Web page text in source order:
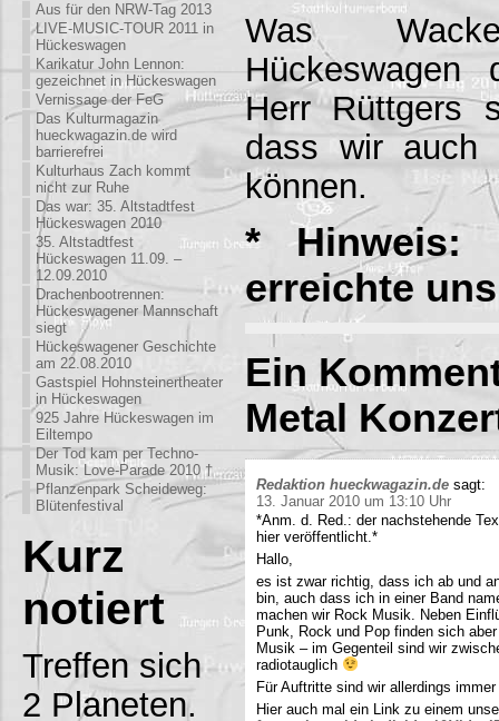
Aus für den NRW-Tag 2013
LIVE-MUSIC-TOUR 2011 in
Hückeswagen
Karikatur John Lennon:
gezeichnet in Hückeswagen
Vernissage der FeG
Das Kulturmagazin
hueckwagazin.de wird
barrierefrei
Kulturhaus Zach kommt
nicht zur Ruhe
Das war: 35. Altstadtfest
Hückeswagen 2010
35. Altstadtfest
Hückeswagen 11.09. –
12.09.2010
Drachenbootrennen:
Hückeswagener Mannschaft
siegt
Hückeswagener Geschichte
am 22.08.2010
Gastspiel Hohnsteinertheater
in Hückeswagen
925 Jahre Hückeswagen im
Eiltempo
Der Tod kam per Techno-
Musik: Love-Parade 2010 †
Pflanzenpark Scheideweg:
Blütenfestival
Kurz
notiert
Treffen sich
2 Planeten.
Was
Herr Rüttgers
dass wir auch
können.
* Hinweis:
erreichte
Ein
Metal
Redaktion hueckwagazin.de sagt:
13. Januar 2010 um 13:10 Uhr
*Anm. d. Red.: der nachstehende
hier veröffentlicht.*
Hallo,
es ist zwar richtig, dass ich ab und
bin, auch dass ich in einer Band
machen wir Rock Musik. Neben
Punk, Rock und Pop finden sich
Musik – im Gegenteil sind wir
radiotauglich
Für Auftritte sind wir allerdings
Hier auch mal ein Link zu einem